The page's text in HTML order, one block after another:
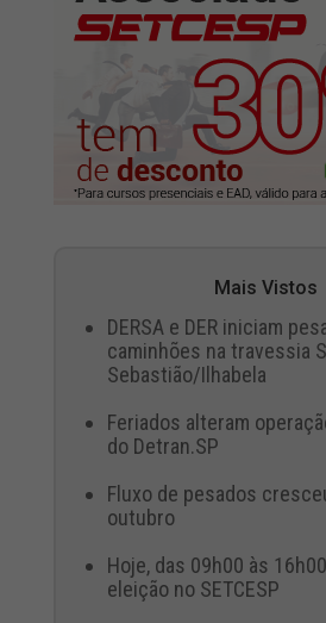
Mais Vistos
DERSA e DER iniciam
caminhões na travessia
Sebastião/Ilhabela
Feriados alteram
do Detran.SP
Fluxo de pesados
outubro
Hoje, das 09h00 às
eleição no SETCESP